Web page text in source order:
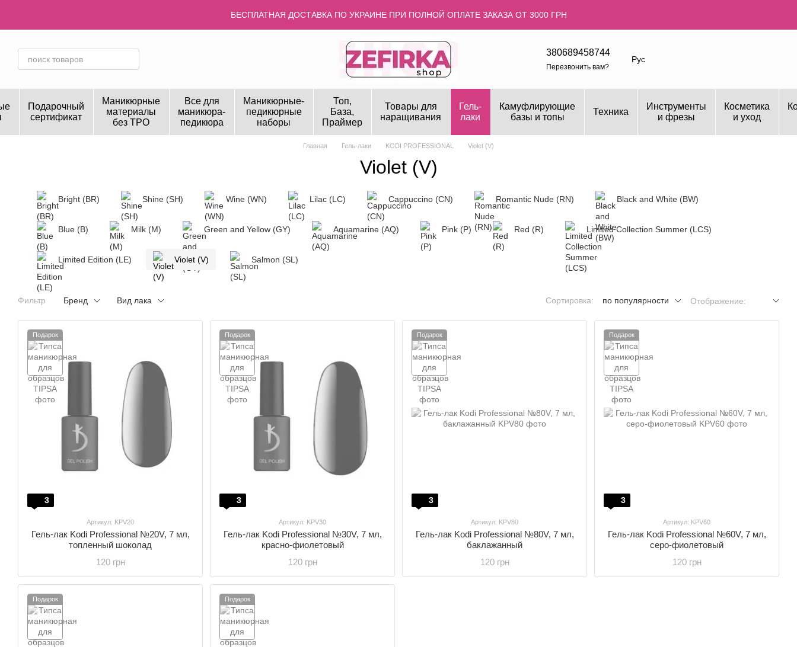
БЕСПЛАТНАЯ ДОСТАВКА ПО УКРАИНЕ ПРИ ПОЛНОЙ ОПЛАТЕ ЗАКАЗА ОТ 3000 ГРН
380689458744
Перезвонить вам?
Рус
Подарочный
сертификат
Маникюрные
материалы
без TPO
Все для
маникюра-
педикюра
Маникюрные-
педикюрные
наборы
Топ,
База,
Праймер
Товары для
наращивания
Гель-
лаки
Камуфлирующие
базы и топы
Техника
Инструменты
и фрезы
Косметика
и уход
Главная Гель-лаки KODI PROFESSIONAL Violet (V)
Violet (V)
Bright (BR) Shine (SH) Wine (WN) Lilac (LC) Cappuccino (CN) Romantic Nude (RN) Black and White (BW)
Blue (B) Milk (M) Green and Yellow (GY) Aquamarine (AQ) Pink (P) Red (R) Limited Collection Summer (LCS)
Limited Edition (LE) Violet (V) Salmon (SL)
Фильтр Бренд Вид лака Сортировка: по популярности Отображение:
Подарок
3
Артикул: KPV20
Гель-лак Kodi Professional №20V, 7 мл,
топленный шоколад
120 грн
Подарок
3
Артикул: KPV30
Гель-лак Kodi Professional №30V, 7 мл,
красно-фиолетовый
120 грн
Подарок
3
Артикул: KPV80
Гель-лак Kodi Professional №80V, 7 мл,
баклажанный
120 грн
Подарок
3
Артикул: KPV60
Гель-лак Kodi Professional №60V, 7 мл,
серо-фиолетовый
120 грн
Подарок Подарок